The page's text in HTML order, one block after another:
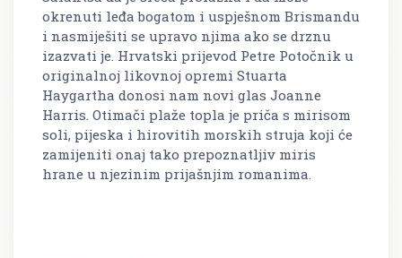
okrenuti leđa bogatom i uspješnom Brismandu
i nasmiješiti se upravo njima ako se drznu
izazvati je. Hrvatski prijevod Petre Potočnik u
originalnoj likovnoj opremi Stuarta
Haygartha donosi nam novi glas Joanne
Harris. Otimači plaže topla je priča s mirisom
soli, pijeska i hirovitih morskih struja koji će
zamijeniti onaj tako prepoznatljiv miris
hrane u njezinim prijašnjim romanima.